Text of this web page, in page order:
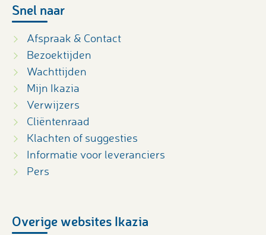
Snel naar
Afspraak & Contact
Bezoektijden
Wachttijden
Mijn Ikazia
Verwijzers
Cliëntenraad
Klachten of suggesties
Informatie voor leveranciers
Pers
Overige websites Ikazia